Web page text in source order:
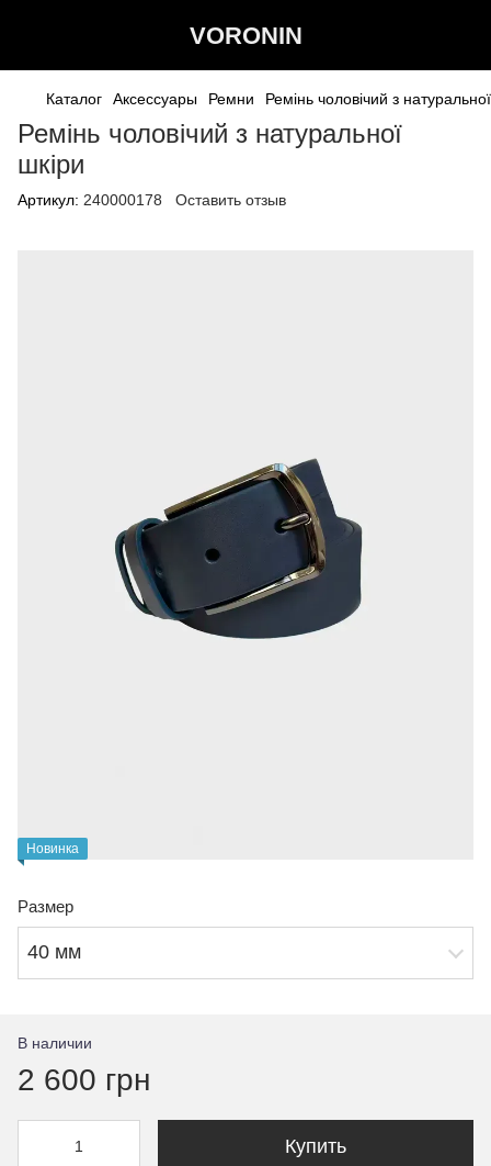
VORONIN
Каталог Аксессуары Ремни Ремiнь чоловiчий з
Ремiнь чоловiчий з натуральної
шкіри
Артикул: 240000178 Оставить отзыв
Новинка
Размер
40 мм
В наличии
2 600 грн
Купить